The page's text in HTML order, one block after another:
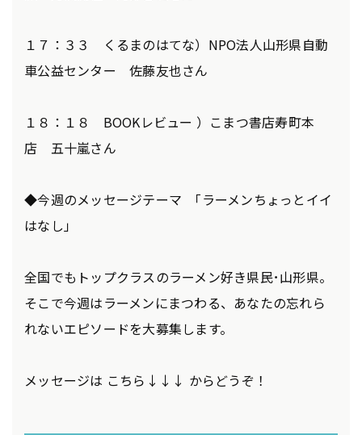
１７：３３ くるまのはてな）NPO法人山形県自動
車公益センター 佐藤友也さん
１８：１８ BOOKレビュー ）こまつ書店寿町本
店 五十嵐さん
◆今週のメッセージテーマ ｢ラーメンちょっとイイ
はなし」
全国でもトップクラスのラーメン好き県民･山形県。
そこで今週はラーメンにまつわる、あなたの忘れら
れないエピソードを大募集します。
メッセージは こちら↓↓↓ からどうぞ！